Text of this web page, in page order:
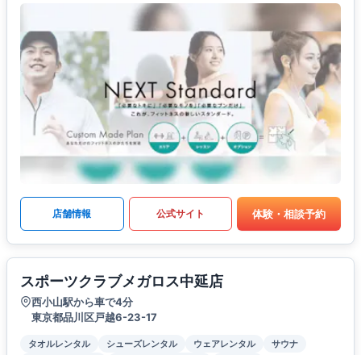
店舗情報 公式サイト 体験・相談予約
スポーツクラブメガロス中延店
西小山駅から車で4分
東京都品川区戸越6-23-17
タオルレンタル シューズレンタル ウェアレンタル
サウナ